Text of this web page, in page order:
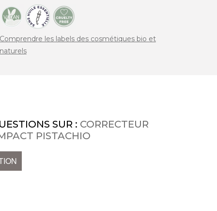
les labels des cosmétiques bio et
SUR : CORRECTEUR
PISTACHIO